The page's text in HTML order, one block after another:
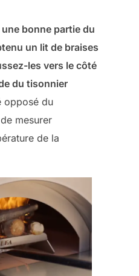
bonne partie du
un lit de braises
les vers le côté
du tisonnier
opposé du
mesurer
de la